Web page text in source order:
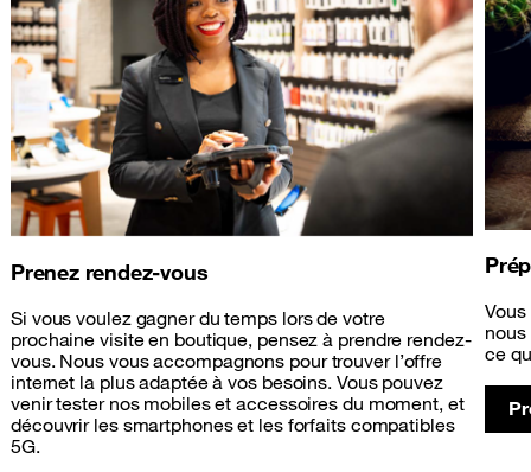
Prenez rendez-vous
Si vous voulez gagner du temps lors de votre
prochaine visite en boutique, pensez à prendre rendez-
vous. Nous vous accompagnons pour trouver l’offre
internet la plus adaptée à vos besoins. Vous pouvez
venir tester nos mobiles et accessoires du moment, et
découvrir les smartphones et les forfaits compatibles
5G.
ce